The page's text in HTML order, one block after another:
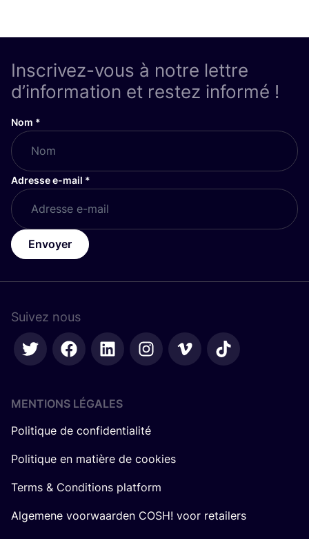
Inscrivez-vous à notre lettre
d’information et restez informé !
Nom *
Adresse e-mail *
Envoyer
Suivez nous
MENTIONS LÉGALES
Politique de confidentialité
Politique en matière de cookies
Terms & Conditions platform
Algemene voorwaarden COSH! voor retailers